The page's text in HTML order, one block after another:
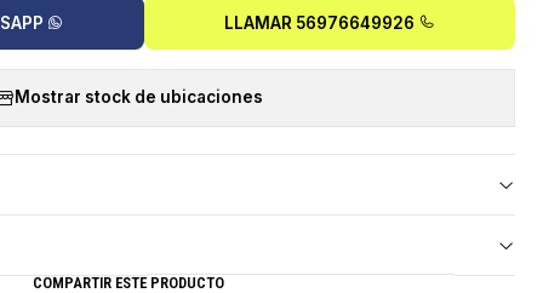
LLAMAR 56976649926
Mostrar stock de ubicaciones
COMPARTIR ESTE PRODUCTO